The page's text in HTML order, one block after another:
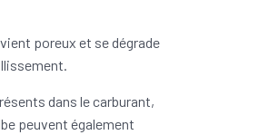
poreux et se dégrade
dans le carburant,
peuvent également